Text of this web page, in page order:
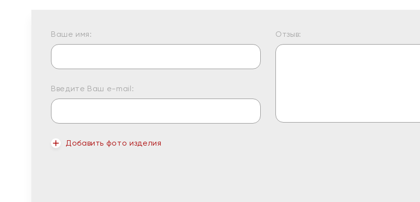
Ваше имя:
Введите Ваш e-mail:
Добавить фото изделия
Отзыв: